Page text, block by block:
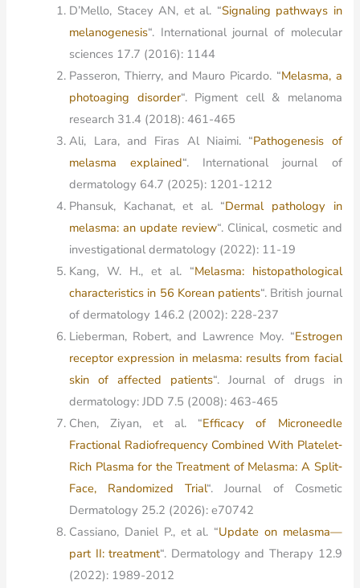
D’Mello, Stacey AN, et al. “Signaling pathways in
melanogenesis“. International journal of molecular
sciences 17.7 (2016): 1144
Passeron, Thierry, and Mauro Picardo. “Melasma, a
photoaging disorder“. Pigment cell & melanoma
research 31.4 (2018): 461-465
Ali, Lara, and Firas Al Niaimi. “Pathogenesis of
melasma explained“. International journal of
dermatology 64.7 (2025): 1201-1212
Phansuk, Kachanat, et al. “Dermal pathology in
melasma: an update review“. Clinical, cosmetic and
investigational dermatology (2022): 11-19
Kang, W. H., et al. “Melasma: histopathological
characteristics in 56 Korean patients“. British journal
of dermatology 146.2 (2002): 228-237
Lieberman, Robert, and Lawrence Moy. “Estrogen
receptor expression in melasma: results from facial
skin of affected patients“.Journal of drugs in
dermatology: JDD 7.5 (2008): 463-465
Chen, Ziyan, et al. “Efficacy of Microneedle
Fractional Radiofrequency Combined With Platelet‐
Rich Plasma for the Treatment of Melasma: A Split‐
Face, Randomized Trial“.Journal of Cosmetic
Dermatology 25.2 (2026): e70742
Cassiano, Daniel P., et al. “Update on melasma—
part II: treatment“. Dermatology and Therapy 12.9
(2022): 1989-2012